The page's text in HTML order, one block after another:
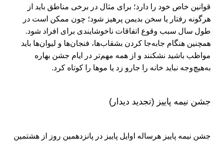
قوانین خاص خود را دارد؛ برای مثال در برخی مناطق باید از
هرگونه رفتار یا سخن بدیمن پرهیز شود؛ چون ممکن است در
طول سال سبب وقوع اتفاقات ناخوشایندی برای افراد شود.
همچنین هنگام جابه‌جا کردن بشقاب‌ها،‌ فنجان‌ها و لیوان‌ها باید
مواظب باشید نشکنند و از همه مهم‌تر در ایام جشن بهاره
به‌هیچ‌وجه نباید خانه را جارو زد یا موها را کوتاه کرد.
جشن نیمه پاییز (تجدید دیدار)
جشن نیمه پاییز هرساله اوایل پاییز در پانزدهمین روز از هشتمین